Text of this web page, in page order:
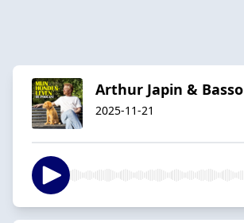
Arthur Japin & Basso
2025-11-21